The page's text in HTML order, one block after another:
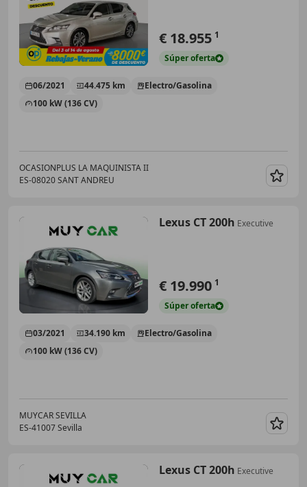
€ 18.955 1
Súperoferta
06/2021 44.475 km
Electro/Gasolina
100 kW (136 CV)
OCASIONPLUS LA MAQUINISTA II
ES-08020 SANT ANDREU
Lexus CT 200h Executive
€ 19.990 1
Súperoferta
03/2021 34.190 km
Electro/Gasolina
100 kW (136 CV)
MUYCAR SEVILLA
ES-41007 Sevilla
Lexus CT 200h Executive